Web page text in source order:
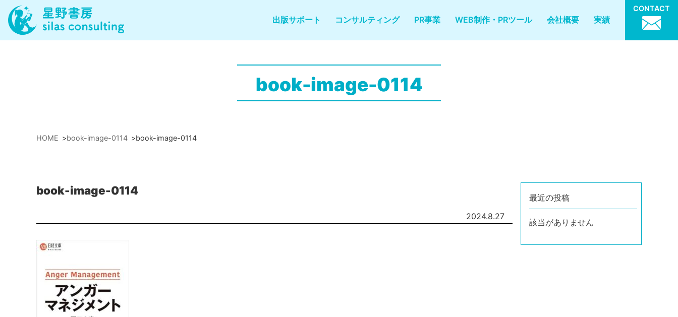
出版サポート コンサルティング PR事業 WEB制作・PRツール 会社概要 実績
CONTACT
book-image-0114
HOME >book-image-0114 >book-image-0114
book-image-0114
2024.8.27
最近の投稿
該当がありません